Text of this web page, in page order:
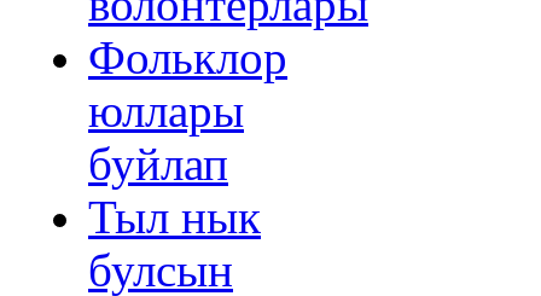
Фольклор
юллары
буйлап
Тыл нык
булсын